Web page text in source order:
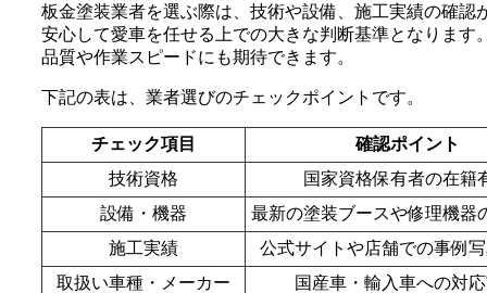
板金塗装業者を選ぶ際は、技術や設備、施工実績の確
安心して愛車を任せる上での大きな判断基準となりま
品質や作業スピードにも期待できます。
下記の表は、業者選びのチェックポイントです。
チェック項目
確認ポイント
技術資格
国家資格保有者の在籍
設備・機器
最新の塗装ブースや修理機器
施工実績
公式サイトや店舗での事例
取扱い車種・メーカー
国産車・輸入車への対